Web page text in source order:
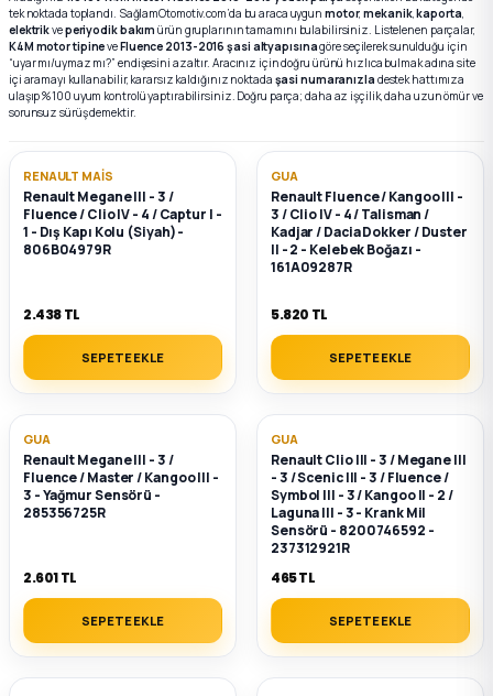
Parça
Parça
Parça
Parça
Megane E-TECH Yedek Parça
Sedan
Parça
tek noktada toplandı. SağlamOtomotiv.com’da bu araca uygun motor,mekanik,kaporta,
elektrikveperiyodik bakım ürün gruplarının tamamını bulabilirsiniz. Listelenen parçalar,
K4M motor tipineveFluence 2013-2016 şasi altyapısınagöre seçilerek sunulduğu için
“uyar mı/uymaz mı?” endişesini azaltır. Aracınız için doğru ürünü hızlıca bulmak adına site
içi aramayı kullanabilir, kararsız kaldığınız noktada şasi numaranızla destek hattımıza
ulaşıp %100 uyum kontrolü yaptırabilirsiniz. Doğru parça; daha az işçilik, daha uzun ömür ve
sorunsuz sürüş demektir.
RENAULT MAIS
Renault Megane III - 3 /
Fluence / Clio IV - 4 / Captur I -
1 - Dış Kapı Kolu (Siyah) -
806B04979R
2.438 TL
SEPETE EKLE
GUA
Renault Fluence / Kangoo III -
3 / Clio IV - 4 / Talisman /
Kadjar / Dacia Dokker / Duster
II - 2 - Kelebek Boğazı -
161A09287R
5.820 TL
SEPETE EKLE
GUA
Renault Megane III - 3 /
Fluence / Master / Kangoo III -
3 - Yağmur Sensörü -
285356725R
2.601 TL
SEPETE EKLE
GUA
Renault Clio III - 3 / Megane III
- 3 / Scenic III - 3 / Fluence /
Symbol III - 3 / Kangoo II - 2 /
Laguna III - 3 - Krank Mil
Sensörü - 8200746592 -
237312921R
465 TL
SEPETE EKLE